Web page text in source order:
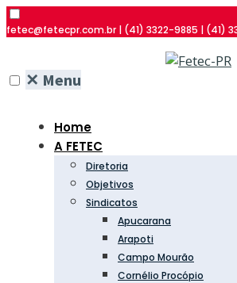
fetec@fetecpr.com.br | (41) 3322-9885 | (41)
✕ Menu
Home
A FETEC
Diretoria
Objetivos
Sindicatos
Apucarana
Arapoti
Campo Mourão
Cornélio Procópio